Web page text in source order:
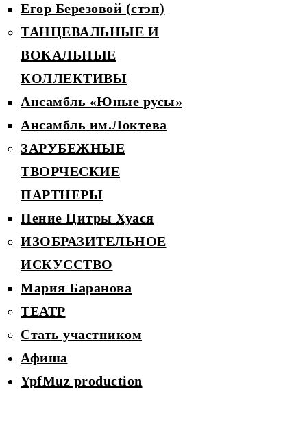
Егор Березовой (стэп)
ТАНЦЕВАЛЬНЫЕ И
ВОКАЛЬНЫЕ
КОЛЛЕКТИВЫ
Ансамбль «Юные русы»
Ансамбль им.Локтева
ЗАРУБЕЖНЫЕ
ТВОРЧЕСКИЕ
ПАРТНЕРЫ
Пение Цитры Хуася
ИЗОБРАЗИТЕЛЬНОЕ
ИСКУССТВО
Мария Баранова
ТЕАТР
Стать участником
Афиша
YpfMuz production